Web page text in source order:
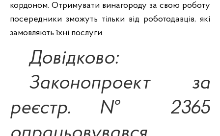
кордоном. Отримувати винагороду за свою роботу
посередники зможуть тільки від роботодавців, які
замовляють їхні послуги.
Довідково:
Законопроект за
реєстр. № 2365